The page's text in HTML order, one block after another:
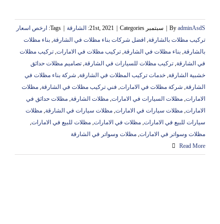
By adminAsdS سبتمبر 21st, 2021 Categories: الشارقة Tags:
ارخص اسعار
تركيب مظلات بالشارقة, افضل شركات بناء مظلات في الشارقة, بناء مظلات
بالشارقة, بناء مظلات في الشارقة, تركيب مظلات في الامارات, تركيب مظلات
في الشارقة, تركيب مظلات للسيارات في الشارقة, تصاميم مظلات حدائق
خشبية الشارقة, خدمات تركيب المظلات في الشارقة, شركة بناء مظلات في
الشارقة, شركة مظلات في الامارات, فني تركيب مظلات في الشارقة, مظلات
الامارات, مظلات السيارات في الامارات, مظلات الشارقة, مظلات حدائق في
الامارات, مظلات سيارات في الامارات, مظلات سيارات في الشارقة, مظلات
سيارات للبيع في الامارات, مظلات في الامارات, مظلات للبيع في الامارات,
مظلات وسواتر في الامارات, مظلات وسواتر في الشارقة
Read More